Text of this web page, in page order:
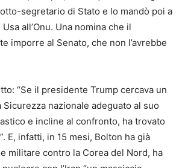
segretario di Stato e lo mandò poi a
all’Onu. Una nomina che il
imporre al Senato, che non l’avrebbe
“Se il presidente Trump cercava un
nazionale adeguato al suo
e incline al confronto, ha trovato
E, infatti, in 15 mesi, Bolton ha già
militare contro la Corea del Nord, ha